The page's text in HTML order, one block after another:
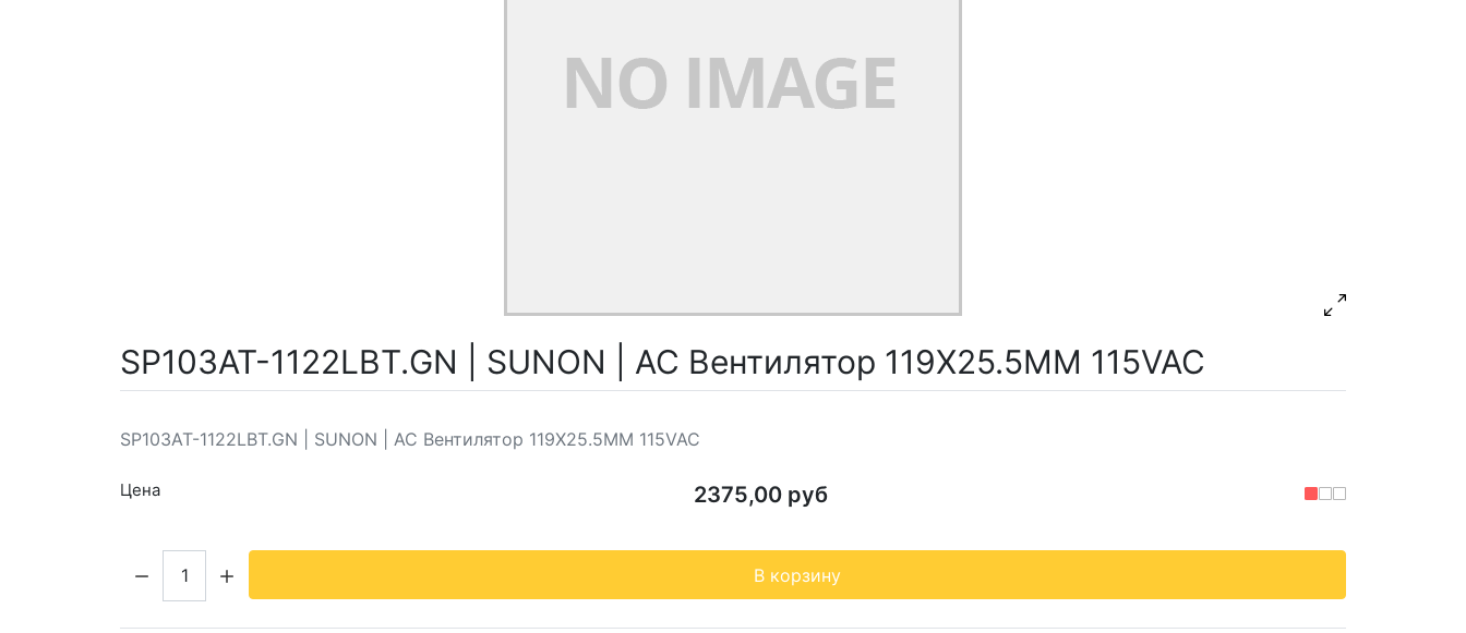
SP103AT-1122LBT.GN | SUNON | AC Вентилятор 119X25.5MM 115VAC
SP103AT-1122LBT.GN | SUNON | AC Вентилятор 119X25.5MM 115VAC
Цена 2375,00 руб
В корзину